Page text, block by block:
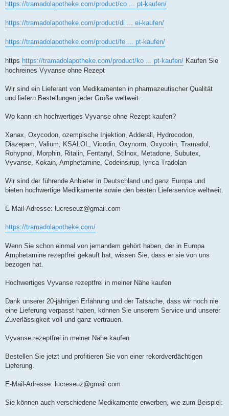
https://tramadolapotheke.com/product/co ... pt-kaufen/
https://tramadolapotheke.com/product/di ... ei-kaufen/
https://tramadolapotheke.com/product/fe ... pt-kaufen/
https https://tramadolapotheke.com/product/ko ... pt-kaufen/ Kaufen Sie
hochreines Vyvanse ohne Rezept
Wir sind ein Lieferant von Medikamenten in pharmazeutischer Qualität
und liefern Bestellungen jeder Größe weltweit.
Wo kann ich hochwertiges Vyvanse ohne Rezept kaufen?
Xanax, Oxycodon, ozempische Injektion, Adderall, Hydrocodon,
Diazepam, Valium, KSALOL, Vicodin, Oxynorm, Oxycotin, Tramadol,
Rohypnol, Morphin, Ritalin, Fentanyl, Stilnox, Metadone, Subutex,
Vyvanse, Kokain, Amphetamine, Codeinsirup, lyrica Tradolan
Wir sind der führende Anbieter in Deutschland und ganz Europa und
bieten hochwertige Medikamente sowie den besten Lieferservice weltweit.
E-Mail-Adresse: lucreseuz@gmail.com
https://tramadolapotheke.com/
Wenn Sie schon einmal von jemandem gehört haben, der in Europa
Amphetamine rezeptfrei gekauft hat, wissen Sie, dass er sie von uns
bezogen hat.
Hochwertiges Vyvanse rezeptfrei in meiner Nähe kaufen
Dank unserer 20-jährigen Erfahrung und der Tatsache, dass wir noch nie
eine Lieferung verpasst haben, können Sie unserem Service und unserer
Zuverlässigkeit voll und ganz vertrauen.
Vyvanse rezeptfrei in meiner Nähe kaufen
Bestellen Sie jetzt und profitieren Sie von einer rekordverdächtigen
Lieferung.
E-Mail-Adresse: lucreseuz@gmail.com
Sie können auch verschiedene Medikamente erwerben, wie zum Beispiel: